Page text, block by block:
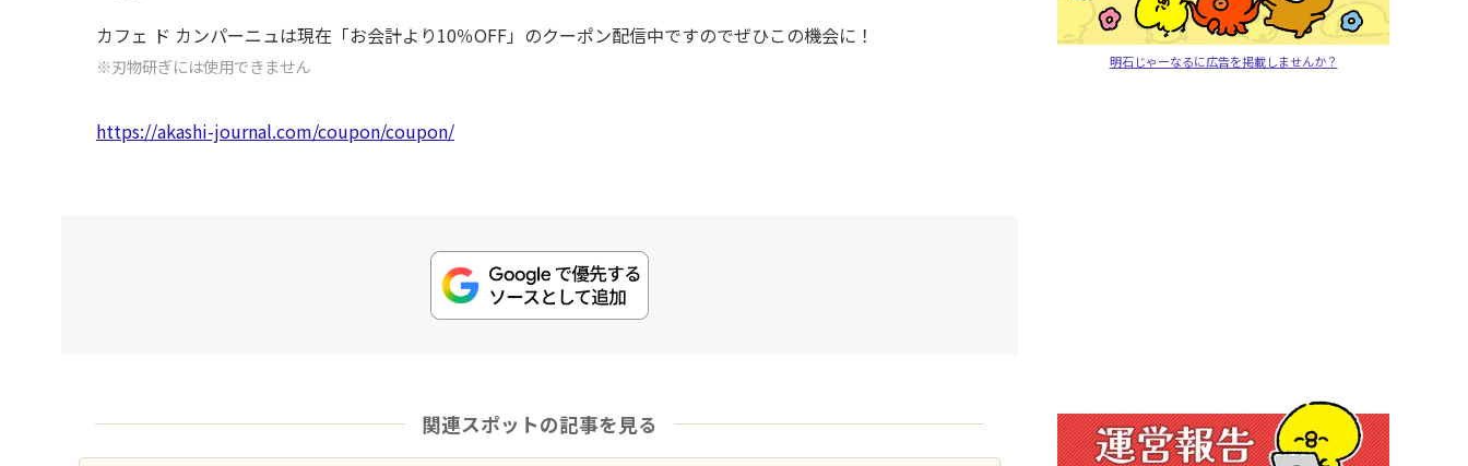
カフェ ド カンパーニュは現在「お会計より10％OFF」のクーポン配信中ですのでぜひこの機会に！
※刃物研ぎには使用できません
https://akashi-journal.com/coupon/coupon/
関連スポットの記事を見る
明石じゃーなるに広告を掲載しませんか？